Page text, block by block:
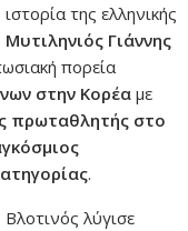
της ελληνικής
Μυτιληνιός Γιάννης
πορεία
στην Κορέα με
πρωταθλητής στο
.
λύγισε